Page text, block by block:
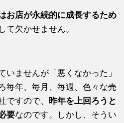
お店が永続的に成長するため
て欠かせません。
いませんが「悪くなかった」
毎年、毎月、毎週、色々な売
ですので、
昨年を上回ろうと
要なのです。しかし、そうい